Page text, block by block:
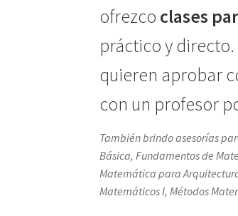
ofrezco clases
práctico y
quieren aprobar
con un profesor
También brindo asesorías
Básica, Fundamentos de
Matemática para
Matemáticos I, Métodos